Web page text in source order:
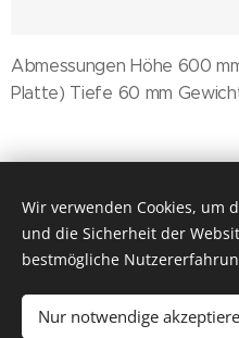
Zum
Abmessungen Höhe 600
Platte) Tiefe 60 mm
©
Unterstützt von
Wir verwenden Cookies, um
und die Sicherheit der
bestmögliche
Nur notwendige